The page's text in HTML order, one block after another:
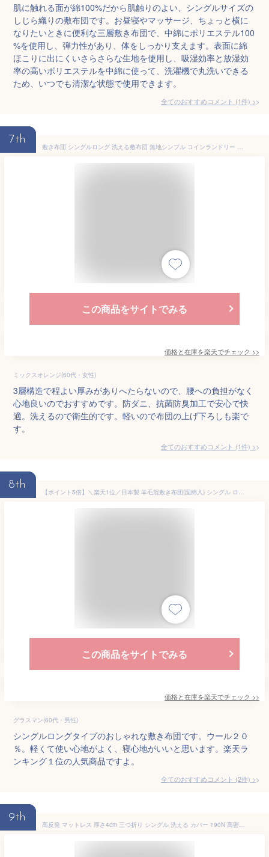
肌に触れる面が綿100%だから肌触りのよい、シングルサイズの
しじら織りの敷布団です。お昼寝やマッサージ、ちょっと横に
なりたいときに便利な三層敷き布団で、中綿にポリエステル100
%を使用し、弾力性があり、体をしっかり支えます。表面に綿
ほこりに出にくいさらさらな生地を使用し、吸湿効率と放湿効
率の高いポリエステルを中綿に使って、洗濯機で丸洗いできる
ため、いつでも清潔な状態で使用できます。
全てのおすすめコメント (1件) >
7th
敷き布団 シングルロング 洗える敷布団 無地シンプル コインランドリー 洗える ウォッシャブル マイティートップ 抗菌 防臭 防ダニ 3つ折り アイボリー ピンク ネイビー ブラウン【D】
この商品をサイトでみる
価格と在庫を楽天でチェック >>
ミックスオレンジ(60代・女性)
3層構造で程よい厚みがありへたらないので、腰への負担がなく
心地良いのでおすすめです。防ダニ、抗菌防臭加工で安心で快
適。洗えるので衛生的です。軽いので布団の上げ下ろしも楽で
す。
全てのおすすめコメント (1件) >
8th
【ポイント5倍】＼楽天1位／日本製 羊毛混敷き布団(固綿入) シングル ロング 洗える日本製 国産 匂いが少ない 羊毛 フランス産プレミアムウール 布団 敷布団 シングル ウール20% 洗える布団 羊毛ふとん
この商品をサイトでみる
価格と在庫を楽天でチェック >>
グラスマン(60代・男性)
シングルロングタイプのおしゃれな敷き布団です。ウール２０
％。軽くて使い心地がよく、寝心地がいいと思います。楽天ラ
ンキング１位の人気商品ですよ。
全てのおすすめコメント (2件) >
9th
高反発 マットレス 厚さ4cm 三つ折り シングル 洗える カバー 190N 高密度 ウレタン マット ウレタンマットレス 昼寝マット ごろ寝マット 敷き布団 ベッド 寝具 折りたたみ 3つ折り コンパクト 硬め【送料無料】